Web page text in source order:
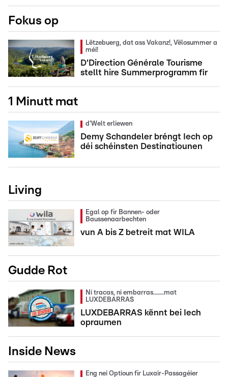
Fokus op
Lëtzebuerg, dat ass Vakanz!, Vëlosummer a
méi!
D'Direction Générale Tourisme
stellt hire Summerprogramm fir
1 Minutt mat
d'Welt erliewen
Demy Schandeler bréngt Iech op
déi schéinsten Destinatiounen
Living
Egal op fir Bannen- oder
Baussenaarbechten
vun A bis Z betreit mat WILA
Gudde Rot
Ni tracas, ni embarras.......mat
LUXDEBARRAS
LUXDEBARRAS kënnt bei Iech
opraumen
Inside News
Eng nei Optioun fir Luxair-Passagéier